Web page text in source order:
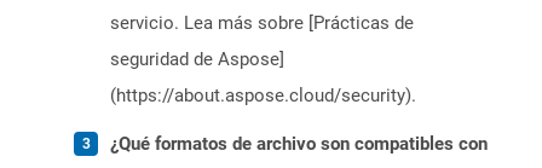
servicio. Lea más sobre [Prácticas de
seguridad de Aspose]
(https://about.aspose.cloud/security).
¿Qué formatos de archivo son compatibles con